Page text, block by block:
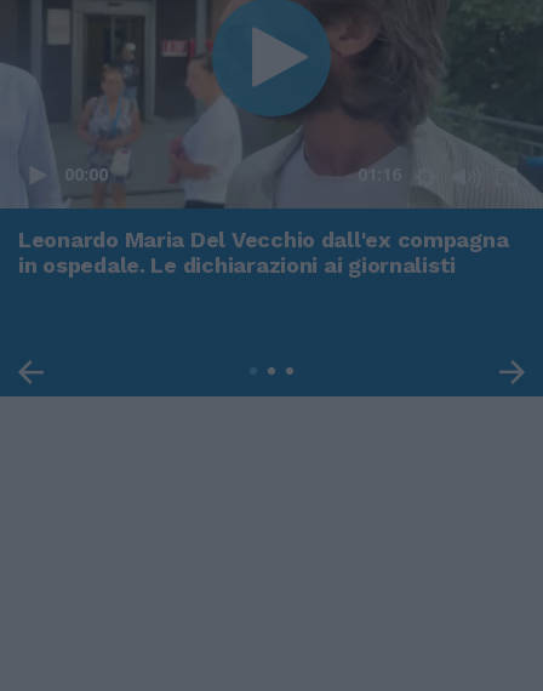
00:00 01:16
Leonardo Maria Del Vecchio dall'ex compagna
in ospedale. Le dichiarazioni ai giornalisti